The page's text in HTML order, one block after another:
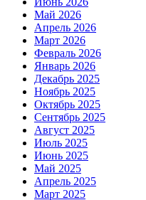
Май 2026
Апрель 2026
Март 2026
Февраль 2026
Январь 2026
Декабрь 2025
Ноябрь 2025
Октябрь 2025
Сентябрь 2025
Август 2025
Июль 2025
Июнь 2025
Май 2025
Апрель 2025
Март 2025